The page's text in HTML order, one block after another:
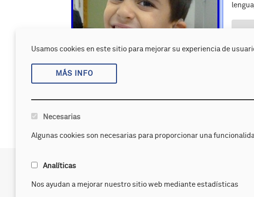
Usamos cookies en este sitio para mejorar su experiencia de
MÁS INFO
Necesarias
Algunas cookies son necesarias para proporcionar una
Analíticas
Nos ayudan a mejorar nuestro sitio web mediante estadísticas
APANDA
Historia y organización
Evaluación y